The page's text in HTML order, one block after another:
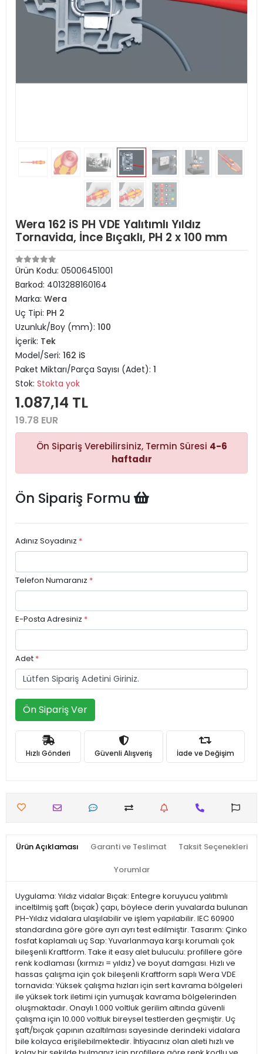
Wera 162 iS PH VDE Yalıtımlı Yıldız
Tornavida, İnce Bıçaklı, PH 2 x 100 mm
Ürün Kodu: 05006451001
Barkod: 4013288160164
Marka: Wera
Uç Tipi: PH 2
Uzunluk/Boy (mm): 100
İçerik: Tek
Model/Seri: 162 iS
Paket Miktarı/Parça Sayısı (Adet): 1
Stok: Stokta yok
1.087,14 TL
19.78 EUR
Ön Sipariş Verebilirsiniz, Termin Süresi 4-6
haftadır
Ön Sipariş Formu
Adınız Soyadınız *
Telefon Numaranız *
E-Posta Adresiniz *
Adet *
Ön Sipariş Ver
Hızlı Gönderi Güvenli Alışveriş İade ve Değişim
Ürün Açıklaması Garanti ve Teslimat Taksit Seçenekleri
Yorumlar
Uygulama: Yıldız vidalar Bıçak: Entegre koruyucu yalıtımlı
inceltilmiş şaft (bıçak) çapı, böylece derin yuvalarda bulunan
PH-Yıldız vidalara ulaşılabilir ve işlem yapılabilir. IEC 60900
standardına göre göre ayrı ayrı test edilmiştir. Tasarım: Çinko
fosfat kaplamalı uç Sap: Yuvarlanmaya karşı korumalı çok
bileşenli Kraftform. Take it easy alet buluculu: profillere göre
renk kodlaması (kırmızı = yıldız) ve boyut damgası. Hızlı ve
hassas çalışma için çok bileşenli Kraftform saplı Wera VDE
tornavida: Yüksek çalışma hızları için sert kavrama bölgeleri
ile yüksek tork iletimi için yumuşak kavrama bölgelerinden
oluşmaktadır. Onaylı 1.000 voltluk gerilim altında güvenli
çalışma için 10.000 voltluk bireysel testlerden geçmiştir. Uç
şaft/bıçak çapının azaltılması sayesinde derindeki vidalara
bile kolayca erişilebilmektedir. İhtiyacınız olan aleti hızlı ve